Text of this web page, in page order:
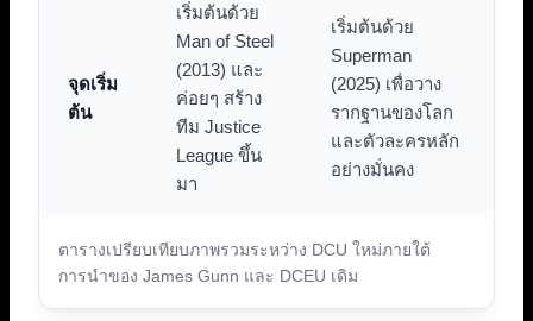
ตารางเปรียบเทียบภาพรวมระหว่าง DCU ใหม่ภายใต้
การนำของ James Gunn และ DCEU เดิม
จุดเริ่ม
ต้น
เริ่มต้นด้วย
Man of Steel
(2013) และ
ค่อยๆ สร้าง
ทีม Justice
League ขึ้น
มา
เริ่มต้นด้วย
Superman
(2025) เพื่อวาง
รากฐานของโลก
และตัวละครหลัก
อย่างมั่นคง